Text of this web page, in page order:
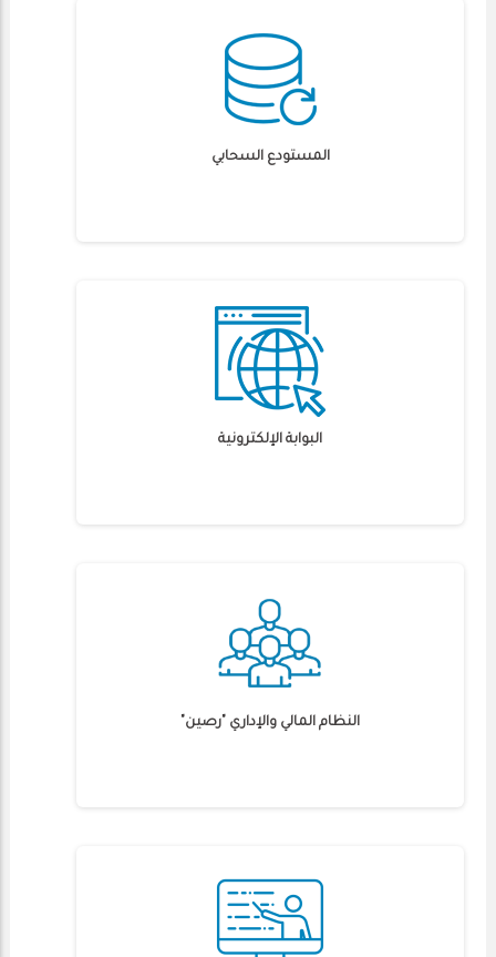
المستودع السحابي
البوابة الإلكترونية
النظام المالي والإداري "رصين"